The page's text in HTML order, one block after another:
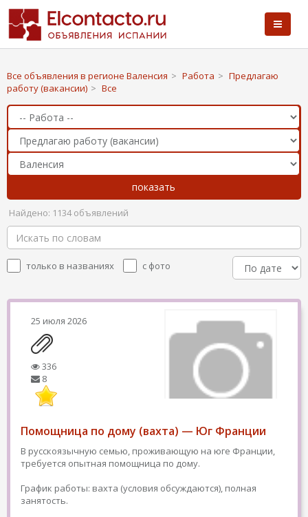
Все объявления в регионе Валенсия > Работа > Предлагаю
работу (вакансии) > Все
Найдено: 1134 объявлений
только в названиях с фото
25 июля 2026
336
8
Помощница по дому (вахта) — Юг Франции
В русскоязычную семью, проживающую на юге Франции,
требуется опытная помощница по дому.
График работы: вахта (условия обсуждаются), полная
занятость.